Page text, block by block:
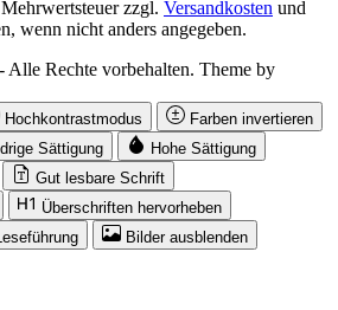
zzgl. Versandkosten und
wenn nicht anders angegeben.
Rechte vorbehalten. Theme by
Hochkontrastmodus
Farben invertieren
Sättigung
Hohe Sättigung
Gut lesbare Schrift
Überschriften hervorheben
Bilder ausblenden